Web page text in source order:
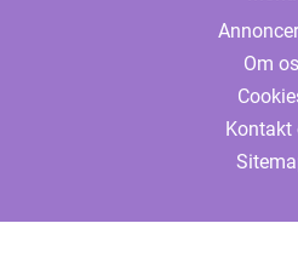
Om os
Kontakt